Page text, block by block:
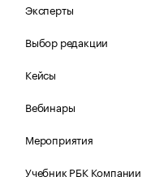
Эксперты
Выбор редакции
Кейсы
Вебинары
Мероприятия
Учебник РБК Компании